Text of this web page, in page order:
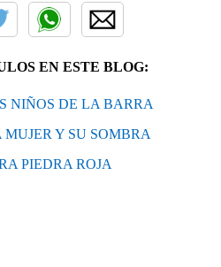
EN ESTE BLOG:
NIÑOS DE LA BARRA
Y SU SOMBRA
PIEDRA ROJA